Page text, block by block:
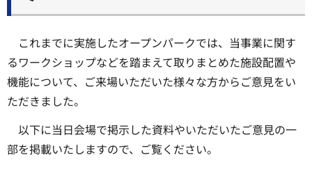
これまでに実施したオープンパークでは、当事業に関す
るワークショップなどを踏まえて取りまとめた施設配置や
機能について、ご来場いただいた様々な方からご意見をい
ただきました。
以下に当日会場で掲示した資料やいただいたご意見の一
部を掲載いたしますので、ご覧ください。